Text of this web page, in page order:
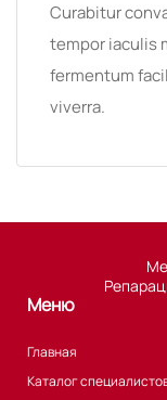
Curabitur
tempor iaculis
fermentum
viverra.
Меню
Главная
Каталог